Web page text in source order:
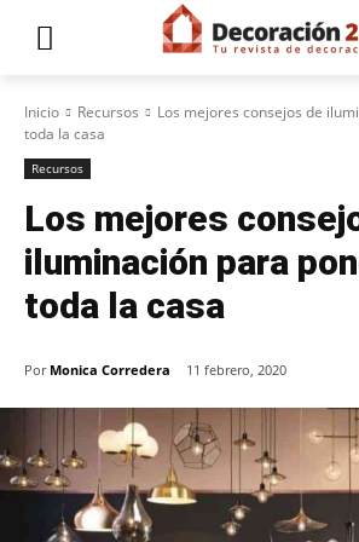
Inicio Recursos
Los mejores consejos de
toda la casa
Recursos
Los mejores
iluminación para
toda la casa
Por Monica Corredera 11 febrero, 2020